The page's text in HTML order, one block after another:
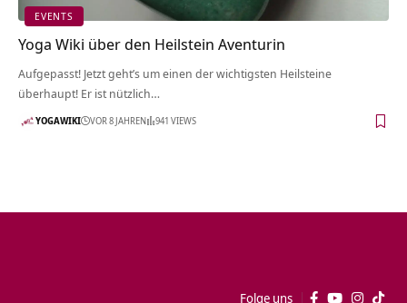
EVENTS
Yoga Wiki über den Heilstein Aventurin
Aufgepasst! Jetzt geht’s um einen der wichtigsten Heilsteine
überhaupt! Er ist nützlich…
YOGAWIKI VOR 8 JAHREN 941 VIEWS
Folge uns